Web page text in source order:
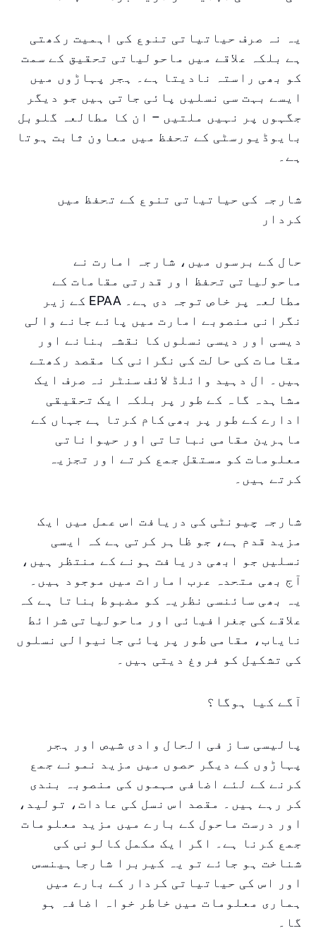
یہ نہ صرف حیاتیاتی تنوع کی اہمیت رکھتی
ہے بلکہ علاقے میں ماحولیاتی تحقیق کے سمت
کو بھی راستہ نادیتا ہے۔ ہجر پہاڑوں میں
ایسے بہت سی نسلیں پائی جاتی ہیں جو دیگر
جگہوں پر نہیں ملتیں – ان کا مطالعہ گلوبل
بایوڈیورسٹی کے تحفظ میں معاون ثابت ہوتا
ہے۔
شارجہ کی حیاتیاتی تنوع کے تحفظ میں
کردار
حال کے برسوں میں، شارجہ امارت نے
ماحولیاتی تحفظ اور قدرتی مقامات کے
مطالعہ پر خاص توجہ دی ہے۔ EPAA کے زیر
نگرانی منصوبے امارت میں پائے جانے والی
دیسی اور دیسی نسلوں کا نقشہ بنانے اور
مقامات کی حالت کی نگرانی کا مقصد رکھتے
ہیں۔ ال دہید وائلڈ لائف سنٹر نہ صرف ایک
مشاہدہ گاہ کے طور پر بلکہ ایک تحقیقی
ادارے کے طور پر بھی کام کرتا ہے جہاں کے
ماہرین مقامی نباتاتی اور حیواناتی
معلومات کو مستقل جمع کرتے اور تجزیہ
کرتے ہیں۔
شارجہ چیونٹی کی دریافت اس عمل میں ایک
مزید قدم ہے، جو ظاہر کرتی ہے کہ ایسی
نسلیں جو ابھی دریافت ہونے کے منتظر ہیں،
آج بھی متحدہ عرب امارات میں موجود ہیں۔
یہ بھی سائنسی نظریہ کو مضبوط بناتا ہے کہ
علاقے کی جغرافیائی اور ماحولیاتی شرائط
نایاب، مقامی طور پر پائی جانیوالی نسلوں
کی تشکیل کو فروغ دیتی ہیں۔
آگے کیا ہوگا؟
پالیسی ساز فی الحال وادی شیص اور ہجر
پہاڑوں کے دیگر حصوں میں مزید نمونے جمع
کرنے کے لئے اضافی مہموں کی منصوبہ بندی
کر رہے ہیں۔ مقصد اس نسل کی عادات، تولید،
اور درست ماحول کے بارے میں مزید معلومات
جمع کرنا ہے۔ اگر ایک مکمل کالونی کی
شناخت ہو جائے تو یہ کیربرا شارجاہینسس
اور اس کی حیاتیاتی کردار کے بارے میں
ہماری معلومات میں خاطر خواہ اضافہ ہو
گا۔